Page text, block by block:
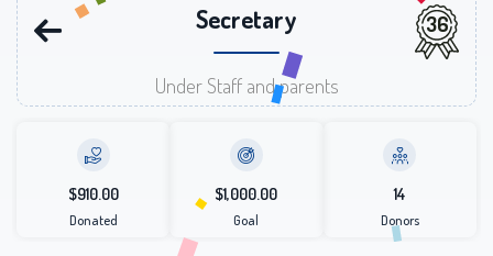
Secretary
Under Staff and parents
36
$910.00
Donated
$1,000.00
Goal
14
Donors